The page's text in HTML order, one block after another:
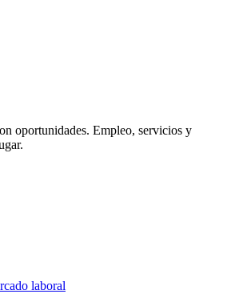
oportunidades. Empleo, servicios y
laboral